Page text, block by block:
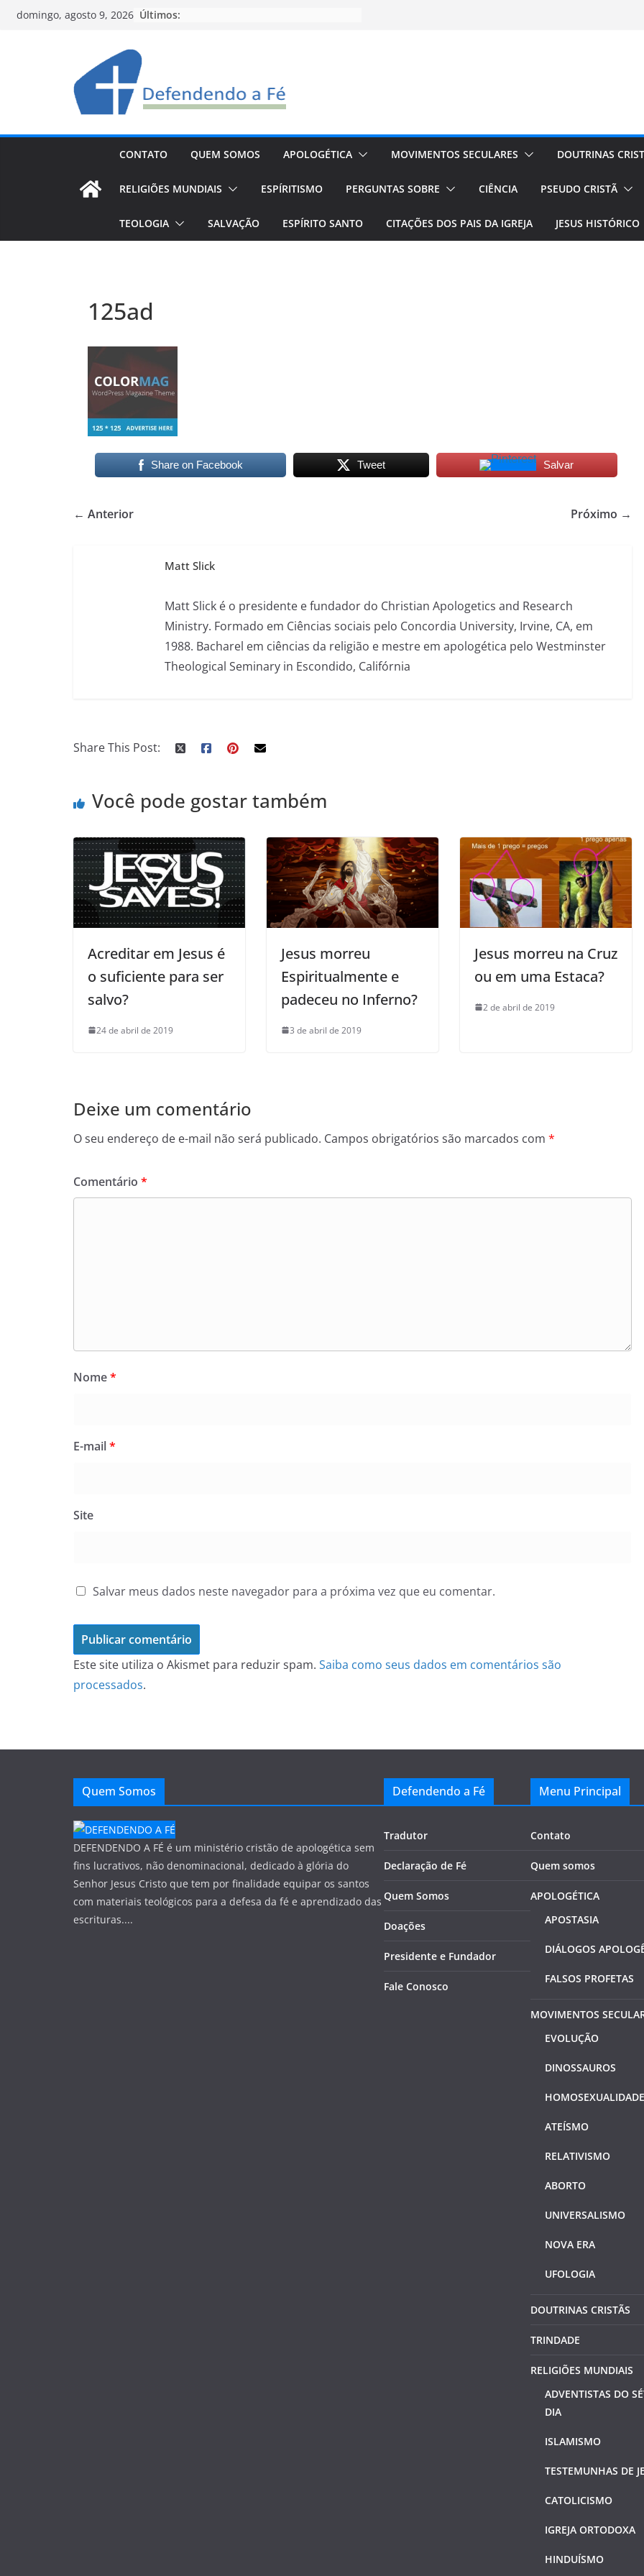
Pulardomingo, agosto 9, 2026 Últimos:
CONTATO QUEM SOMOS APOLOGÉTICA MOVIMENTOS SECULARES DOUTRINAS
RELIGIÕES MUNDIAIS ESPÍRITISMO PERGUNTAS SOBRE CIÊNCIA PSEUDO CRISTÃ
TEOLOGIA SALVAÇÃO ESPÍRITO SANTO CITAÇÕES DOS PAIS DA IGREJA JESUS HISTÓRICO
125ad
Share on Facebook Tweet Salvar
← Anterior Próximo →
Matt Slick
Matt Slick é o presidente e fundador do Christian Apologetics and Research
Ministry. Formado em Ciências sociais pelo Concordia University, Irvine, CA, em
1988. Bacharel em ciências da religião e mestre em apologética pelo Westminster
Theological Seminary in Escondido, Califórnia
Share This Post:
Você pode gostar também
Acreditar em Jesus é
o suficiente para ser
salvo?
24 de abril de 2019
Jesus morreu
Espiritualmente e
padeceu no Inferno?
3 de abril de 2019
Jesus morreu na Cruz
ou em uma Estaca?
2 de abril de 2019
Deixe um comentário
O seu endereço de e-mail não será publicado. Campos obrigatórios são marcados com *
Comentário *
Nome*
E-mail*
Site
Salvar meus dados neste navegador para a próxima vez que eu comentar.
Este site utiliza o Akismet para reduzir spam. Saiba como seus dados em comentários são
processados.
Quem Somos
DEFENDENDO A FÉ é um ministério cristão de apologética sem
fins lucrativos, não denominacional, dedicado à glória do
Senhor Jesus Cristo que tem por finalidade equipar os santos
com materiais teológicos para a defesa da fé e aprendizado das
escrituras....
Defendendo a Fé
Tradutor
Declaração de Fé
Quem Somos
Doações
Presidente e Fundador
Fale Conosco
Menu Principal
Contato
Quem somos
APOLOGÉTICA
APOSTASIA
DIÁLOGOS
FALSOS PROFETAS
MOVIMENTOS
EVOLUÇÃO
DINOSSAUROS
HOMOSEXUALIDADE
ATEÍSMO
RELATIVISMO
ABORTO
UNIVERSALISMO
NOVA ERA
UFOLOGIA
DOUTRINAS CRISTÃS
TRINDADE
RELIGIÕES MUNDIAIS
ADVENTISTAS DO
DIA
ISLAMISMO
TESTEMUNHAS DE
CATOLICISMO
IGREJA ORTODOXA
HINDUÍSMO